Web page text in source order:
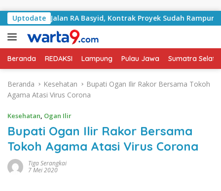
Uptodate
Jalan RA Basyid, Kontrak Proyek Sudah Rampung
Beranda REDAKSI Lampung Pulau Jawa Sumatra
Beranda Kesehatan
Bupati Ogan Ilir Rakor Bersama Tokoh
Agama Atasi Virus Corona
Kesehatan, Ogan Ilir
Bupati Ogan Ilir Rakor Bersama
Tokoh Agama Atasi Virus Corona
Tiga Serangkai
7 Mei 2020